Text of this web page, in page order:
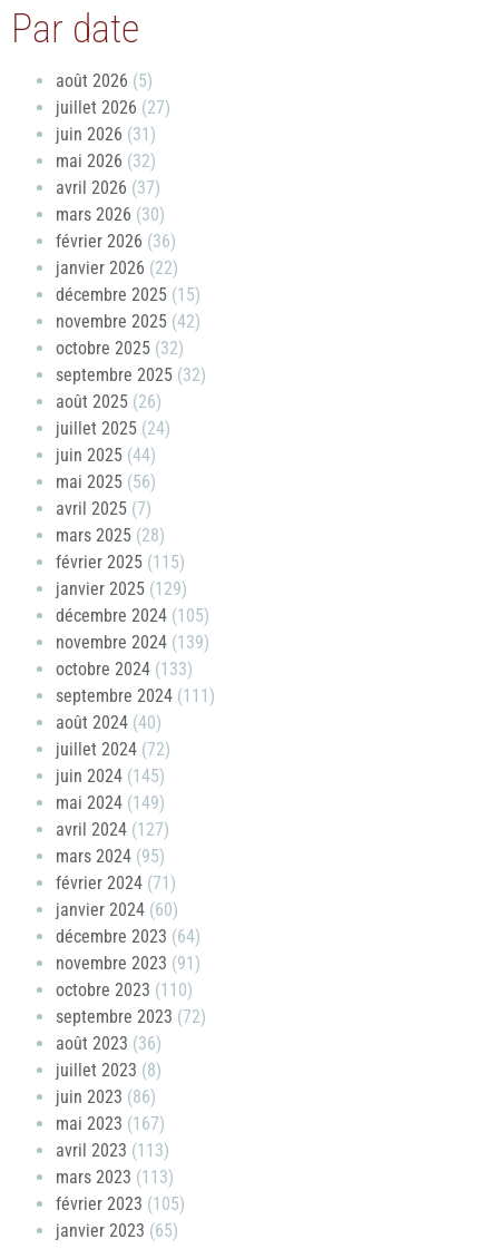
Par date
août 2026 (5)
juillet 2026 (27)
juin 2026 (31)
mai 2026 (32)
avril 2026 (37)
mars 2026 (30)
février 2026 (36)
janvier 2026 (22)
décembre 2025 (15)
novembre 2025 (42)
octobre 2025 (32)
septembre 2025 (32)
août 2025 (26)
juillet 2025 (24)
juin 2025 (44)
mai 2025 (56)
avril 2025 (7)
mars 2025 (28)
février 2025 (115)
janvier 2025 (129)
décembre 2024 (105)
novembre 2024 (139)
octobre 2024 (133)
septembre 2024 (111)
août 2024 (40)
juillet 2024 (72)
juin 2024 (145)
mai 2024 (149)
avril 2024 (127)
mars 2024 (95)
février 2024 (71)
janvier 2024 (60)
décembre 2023 (64)
novembre 2023 (91)
octobre 2023 (110)
septembre 2023 (72)
août 2023 (36)
juillet 2023 (8)
juin 2023 (86)
mai 2023 (167)
avril 2023 (113)
mars 2023 (113)
février 2023 (105)
janvier 2023 (65)